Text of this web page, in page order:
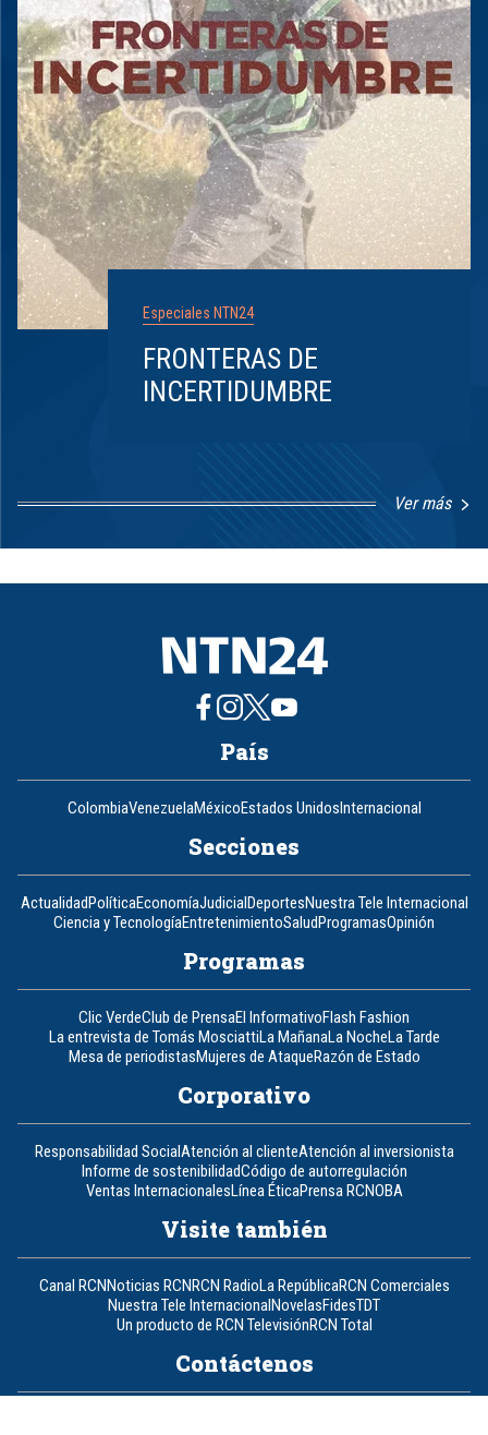
Especiales NTN24
FRONTERAS DE
INCERTIDUMBRE
Ver más
1
8
País
ColombiaVenezuelaMéxicoEstados UnidosInternacional
Secciones
ActualidadPolíticaEconomíaJudicialDeportesNuestra Tele Internacional
Ciencia y TecnologíaEntretenimientoSaludProgramasOpinión
Programas
Clic VerdeClub de PrensaEl InformativoFlash Fashion
La entrevista de Tomás MosciattiLa MañanaLa NocheLa Tarde
Mesa de periodistasMujeres de AtaqueRazón de Estado
Corporativo
Responsabilidad SocialAtención al clienteAtención al inversionista
Informe de sostenibilidadCódigo de autorregulación
Ventas InternacionalesLínea ÉticaPrensa RCNOBA
Visite también
Canal RCNNoticias RCNRCN RadioLa RepúblicaRCN Comerciales
Nuestra Tele InternacionalNovelasFidesTDT
Un producto de RCN TelevisiónRCN Total
Contáctenos